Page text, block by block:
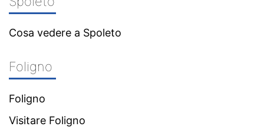
Cosa vedere a Spoleto
Foligno
Foligno
Visitare Foligno